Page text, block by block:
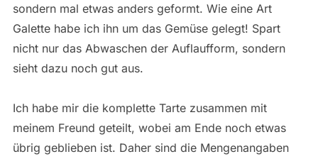
sondern mal etwas anders geformt. Wie eine Art
Galette habe ich ihn um das Gemüse gelegt! Spart
nicht nur das Abwaschen der Auflaufform, sondern
sieht dazu noch gut aus.
Ich habe mir die komplette Tarte zusammen mit
meinem Freund geteilt, wobei am Ende noch etwas
übrig geblieben ist. Daher sind die Mengenangaben